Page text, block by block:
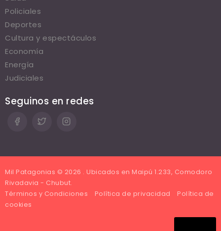
Policiales
Deportes
Cultura y espectáculos
Economía
Energía
Judiciales
Seguinos en redes
Mil Patagonias © 2026 . Ubicados en Maipú 1.233, Comodoro
Rivadavia - Chubut.
Términos y Condiciones
Política de privacidad
Política de
cookies